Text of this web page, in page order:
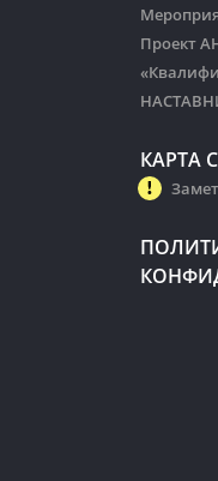
Проект
КАРТА